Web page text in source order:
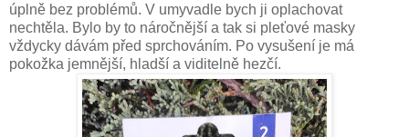
úplně bez problémů. V umyvadle bych ji oplachovat
nechtěla. Bylo by to náročnější a tak si pleťové masky
vždycky dávám před sprchováním. Po vysušení je má
pokožka jemnější, hladší a viditelně hezčí.